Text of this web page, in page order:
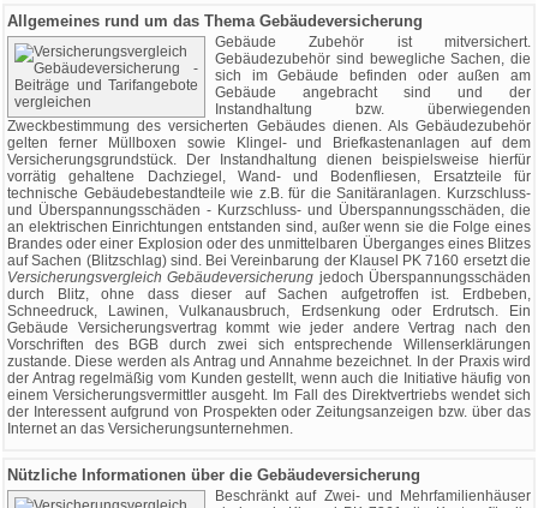
Allgemeines rund um das Thema Gebäudeversicherung
Gebäude Zubehör ist mitversichert.
Gebäudezubehör sind bewegliche Sachen, die
sich im Gebäude befinden oder außen am
Gebäude angebracht sind und der
Instandhaltung bzw. überwiegenden
Zweckbestimmung des versicherten Gebäudes dienen. Als Gebäudezubehör
gelten ferner Müllboxen sowie Klingel- und Briefkastenanlagen auf dem
Versicherungsgrundstück. Der Instandhaltung dienen beispielsweise hierfür
vorrätig gehaltene Dachziegel, Wand- und Bodenfliesen, Ersatzteile für
technische Gebäudebestandteile wie z.B. für die Sanitäranlagen. Kurzschluss-
und Überspannungsschäden - Kurzschluss- und Überspannungsschäden, die
an elektrischen Einrichtungen entstanden sind, außer wenn sie die Folge eines
Brandes oder einer Explosion oder des unmittelbaren Überganges eines Blitzes
auf Sachen (Blitzschlag) sind. Bei Vereinbarung der Klausel PK 7160 ersetzt die
Versicherungsvergleich Gebäudeversicherung jedoch Überspannungsschäden
durch Blitz, ohne dass dieser auf Sachen aufgetroffen ist. Erdbeben,
Schneedruck, Lawinen, Vulkanausbruch, Erdsenkung oder Erdrutsch. Ein
Gebäude Versicherungsvertrag kommt wie jeder andere Vertrag nach den
Vorschriften des BGB durch zwei sich entsprechende Willenserklärungen
zustande. Diese werden als Antrag und Annahme bezeichnet. In der Praxis wird
der Antrag regelmäßig vom Kunden gestellt, wenn auch die Initiative häufig von
einem Versicherungsvermittler ausgeht. Im Fall des Direktvertriebs wendet sich
der Interessent aufgrund von Prospekten oder Zeitungsanzeigen bzw. über das
Internet an das Versicherungsunternehmen.
Nützliche Informationen über die Gebäudeversicherung
Beschränkt auf Zwei- und Mehrfamilienhäuser